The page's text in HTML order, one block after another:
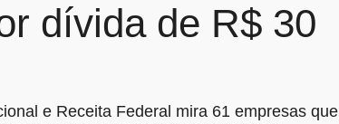
dívida de R$ 30
e Receita Federal mira 61 empresas que